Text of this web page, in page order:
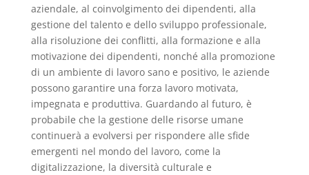
aziendale, al coinvolgimento dei dipendenti, alla
gestione del talento e dello sviluppo professionale,
alla risoluzione dei conflitti, alla formazione e alla
motivazione dei dipendenti, nonché alla promozione
di un ambiente di lavoro sano e positivo, le aziende
possono garantire una forza lavoro motivata,
impegnata e produttiva. Guardando al futuro, è
probabile che la gestione delle risorse umane
continuerà a evolversi per rispondere alle sfide
emergenti nel mondo del lavoro, come la
digitalizzazione, la diversità culturale e